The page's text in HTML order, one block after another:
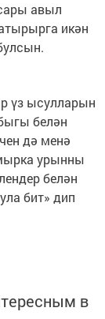
авыл
икән
үз ысулларын
белән
дә менә
урынны
белән
бит» дип
в